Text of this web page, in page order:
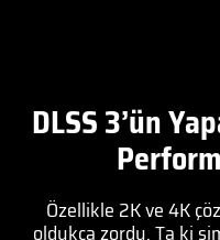
DLSS 3’ün
Özellikle 2K ve 4K
oldukça zordu. Ta ki